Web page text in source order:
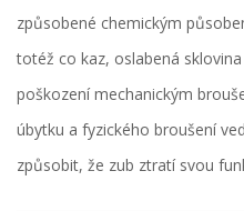
způsobené chemickým
totéž co kaz, oslabená
poškození mechanickým
úbytku a fyzického broušení
způsobit, že zub ztratí svou